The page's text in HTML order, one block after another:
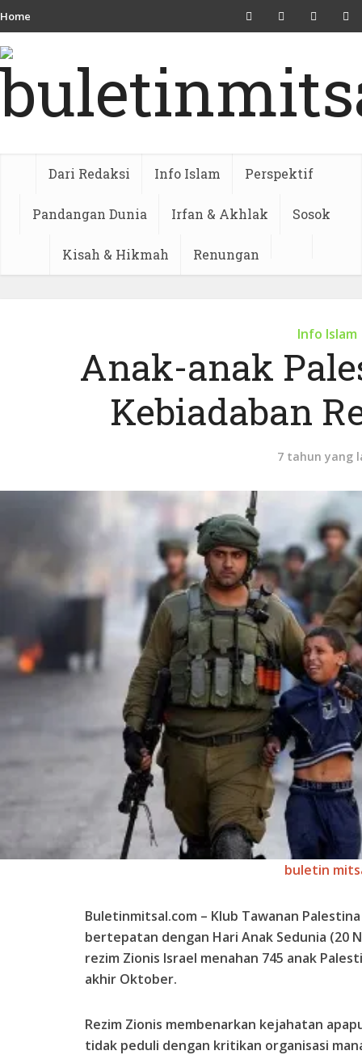
Home
Dari Redaksi Info Islam Perspektif
Pandangan Dunia Irfan & Akhlak Sosok
Kisah & Hikmah Renungan
Info Islam
Anak-anak
Kebiadaban
7 tahun yang
buletin
Buletinmitsal.com – Klub Tawanan
bertepatan dengan Hari Anak Sedunia (20
rezim Zionis Israel menahan 745 anak
akhir Oktober.
Rezim Zionis membenarkan kejahatan
tidak peduli dengan kritikan organisasi